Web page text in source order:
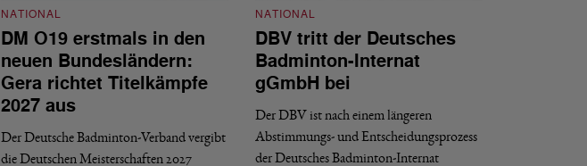
NATIONAL
DM O19 erstmals in den
neuen Bundesländern:
Gera richtet Titelkämpfe
2027 aus
Der Deutsche Badminton-Verband vergibt
die Deutschen Meisterschaften 2027
NATIONAL
DBV tritt der Deutsches
Badminton-Internat
gGmbH bei
Der DBV ist nach einem längeren
Abstimmungs- und Entscheidungsprozess
der Deutsches Badminton-Internat